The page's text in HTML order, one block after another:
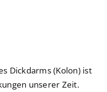
Dickdarms (Kolon) ist
unserer Zeit.